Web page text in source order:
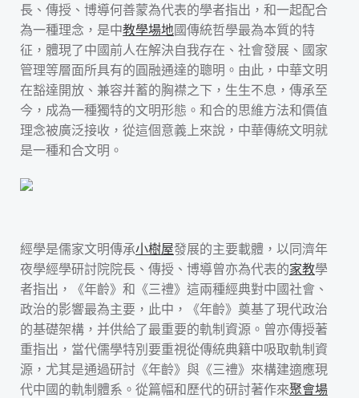
長、傳授、博導何善蒙為代表的學者指出，和一起配合
為一種理念，是中教學場地國傳統哲學最為本質的特
征，體現了中國前人在解決自我存在、社會發展、國家
管理等層面所具有的圓融通達的聰明。由此，中華文明
在豁達開放、兼容并蓄的胸襟之下，生生不息，傳承至
今，成為一種獨特的文明形態。和合的思維方法和價值
理念被廣泛接收，從這個意義上來說，中華傳統文明就
是一種和合文明。
經學是儒家文明傳承小樹屋發展的主要載體，以同濟年
夜學經學研討院院長、傳授、博導曾亦為代表的家教學
者指出，《年齡》和《三禮》這兩種經典對中國社會、
政治的影響最為主要，此中，《年齡》奠基了現代政治
的基礎架構，并供給了最重要的軌制資源。曾亦傳授著
重指出，當代儒學特別要重視從傳統典籍中吸取軌制資
源，尤其是通過研討《年齡》與《三禮》來構建適應現
代中國的軌制體系。從篇幅和歷代的研討著作來聚會場